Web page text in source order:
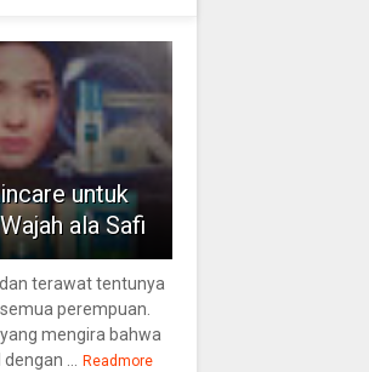
untuk
ala Safi
terawat tentunya
perempuan.
mengira bahwa
... Readmore